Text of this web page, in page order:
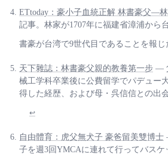
ETtoday：豪小子血統正解 林書豪父—
記事。林家が1707年に福建省漳浦から
書豪が台湾で9世代目であることを報じ
天下雜誌：林書豪父親的教養第一步 —
械工学科卒業後に公費留学でパデュー
得した経歴、および母・呉信信との出
↩
自由體育：虎父無犬子 豪爸留美雙博士
子を週3回YMCAに連れて行ってバス